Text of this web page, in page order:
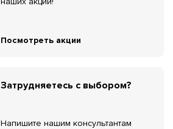
Посмотреть акции
Затрудняетесь с выбором?
Напишите нашим консультантам